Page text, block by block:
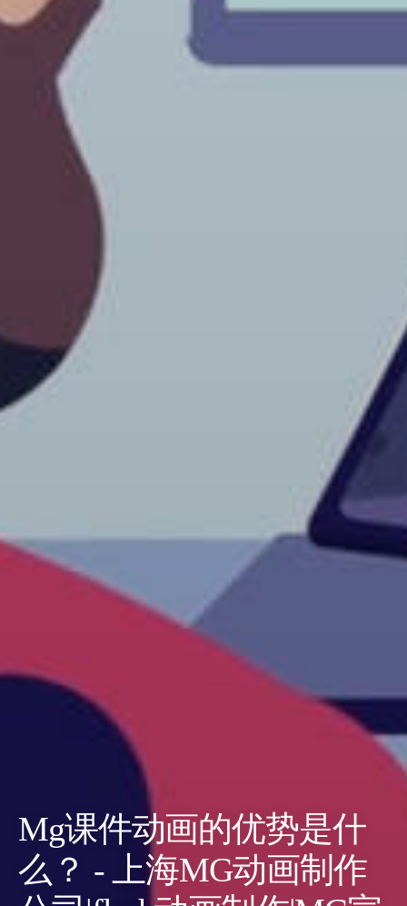
Mg课件动画的优势是什
么？ - 上海MG动画制作